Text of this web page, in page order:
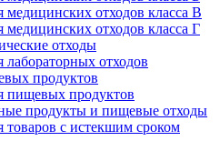
медицинских отходов класса В
медицинских отходов класса Г
отходы
лабораторных отходов
продуктов
пищевых продуктов
продукты и пищевые отходы
товаров с истекшим сроком